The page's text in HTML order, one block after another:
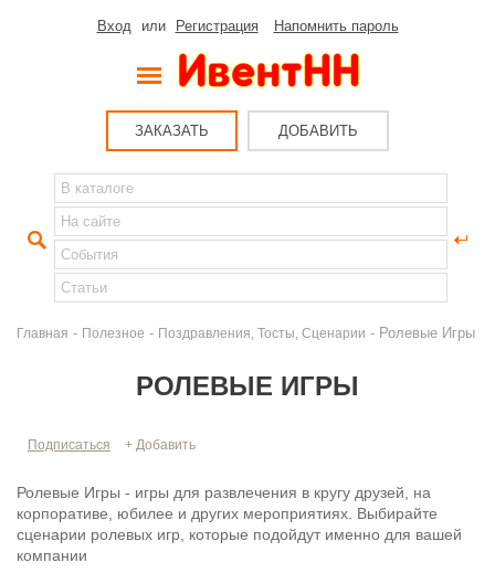
Вход или Регистрация Напомнить пароль
ЗАКАЗАТЬ ДОБАВИТЬ
Главная - Полезное - Поздравления, Тосты, Сценарии - Ролевые Игры
РОЛЕВЫЕ ИГРЫ
Подписаться + Добавить
Ролевые Игры - игры для развлечения в кругу друзей, на
корпоративе, юбилее и других мероприятиях. Выбирайте
сценарии ролевых игр, которые подойдут именно для вашей
компании